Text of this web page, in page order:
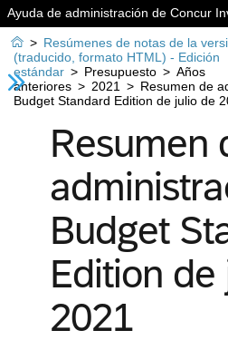
Ayuda de administración de Concur
 > Resúmenes de notas de la
(traducido, formato HTML) - Edición
estándar > Presupuesto > Años
anteriores > 2021 > Resumen de
Budget Standard Edition de julio de
Resumen
Budget
Edition de
2021